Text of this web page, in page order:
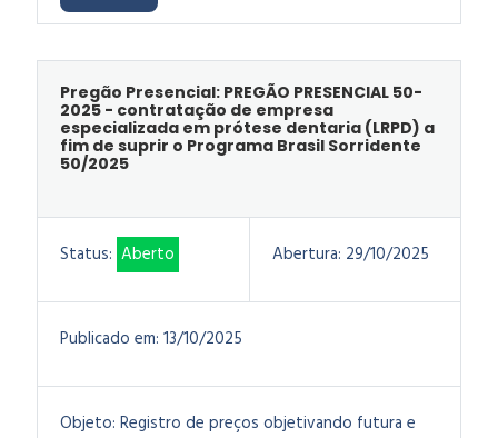
Pregão Presencial: PREGÃO PRESENCIAL 50-
2025 - contratação de empresa
especializada em prótese dentaria (LRPD) a
fim de suprir o Programa Brasil Sorridente
50/2025
Status: Aberto Abertura: 29/10/2025
Publicado em: 13/10/2025
Objeto: Registro de preços objetivando futura e